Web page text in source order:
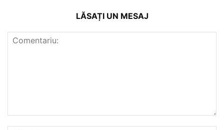
LĂSAȚI UN MESAJ